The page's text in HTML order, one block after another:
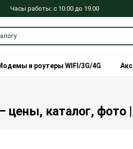
Часы работы: с 10.00 до 19.00
и роутеры WIFI/3G/4G
каталог, фото |